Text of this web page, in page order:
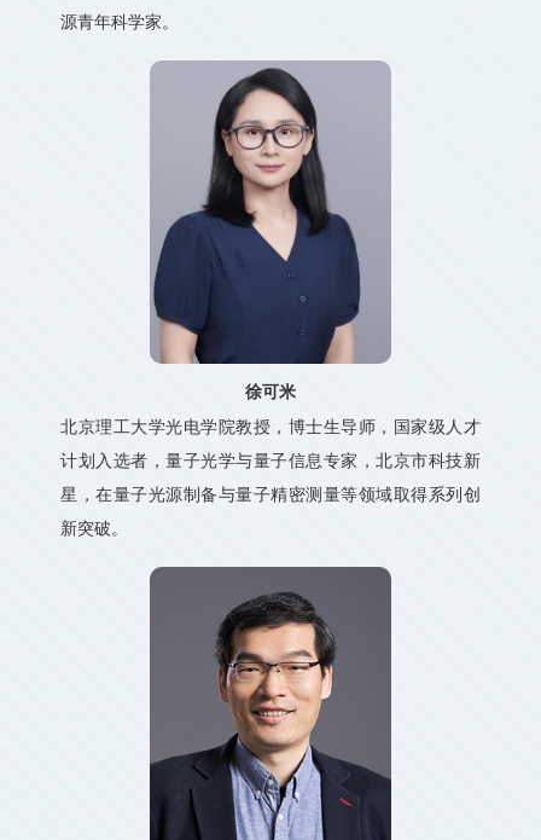
源青年科学家。
徐可米
北京理工大学光电学院教授，博士生导师，国家级人才
计划入选者，量子光学与量子信息专家，北京市科技新
星，在量子光源制备与量子精密测量等领域取得系列创
新突破。